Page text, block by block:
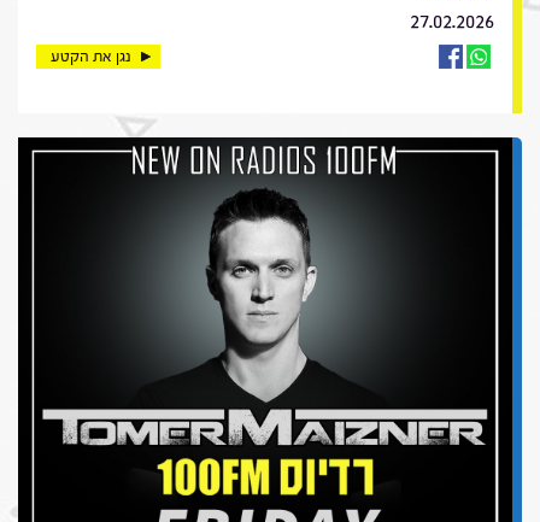
27.02.2026
נגן את הקטע